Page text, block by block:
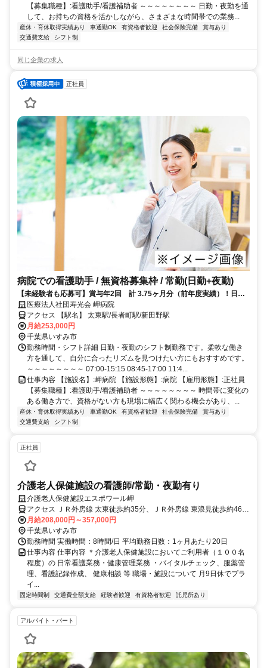
【募集職種】:看護助手/看護補助者 ～～～～～～～～ 日勤・夜勤を通
して、お持ちの資格を活かしながら、さまざまな時間帯での業務...
産休・育休取得実績あり 車通勤OK 有資格者歓迎 社会保険完備
賞与あり
交通費支給
シフト制
同じ企業の求人
正社員
病院での看護助手 / 無資格募集枠 / 常勤(日勤+夜勤)
【未経験者も応募可】賞与年2回 計 3.75ヶ月分（前年度実績）！日勤
のみ募集！【年休120日以上】
医療法人社団寿光会 岬病院
アクセス 【駅名】 太東駅/長者町駅/新田野駅
月給253,000円
千葉県いすみ市
勤務時間・シフト詳細 日勤・夜勤のシフト制勤務です。柔軟な働き
方を通して、自分に合ったリズムを見つけたい方にもおすすめです。
～～～～～～～～ 07:00-15:15 08:45-17:00 11:4...
仕事内容 【施設名】:岬病院 【施設形態】:病院 【雇用形態】:正社員
【募集職種】:看護助手/看護補助者 ～～～～～～～～ 時間帯に変化の
ある働き方で、資格がない方も現場に幅広く関わる機会があり、...
産休・育休取得実績あり 車通勤OK 有資格者歓迎 社会保険完備
賞与あり
交通費支給
シフト制
正社員
介護老人保健施設の看護師/常勤・夜勤有り
介護老人保健施設エスポワール岬
アクセス ＪＲ外房線 太東徒歩約35分、ＪＲ外房線 東浪見徒歩約46
分、ＪＲ外房線 長者町徒歩約54分
月給208,000円～357,000円
千葉県いすみ市
勤務時間 実働時間：8時間/日 平均勤務日数：1ヶ月あたり20日
仕事内容 仕事内容 ＊介護老人保健施設においてご利用者（１００名
程度）の 日常看護業務・健康管理業務 ・バイタルチェック、服薬管
理、看護記録作成、 健康相談 等 職場・施設について 月9日休でプラ
イ...
固定時間制 交通費全額支給 経験者歓迎 有資格者歓迎 託児所あり
アルバイト・パート